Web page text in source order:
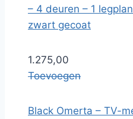
– 4 deuren – 1
zwart gecoat
1.275,00
Toevoegen
Black Omerta – TV-